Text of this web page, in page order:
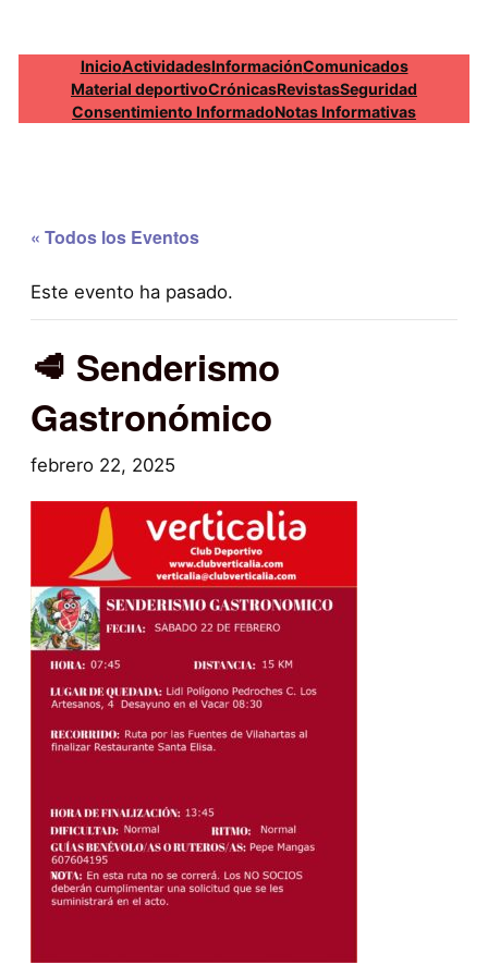
InicioActividadesInformaciónComunicados
Material deportivoCrónicasRevistasSeguridad
Consentimiento InformadoNotas Informativas
« Todos los Eventos
Este evento ha pasado.
🥩 Senderismo
Gastronómico
febrero 22, 2025